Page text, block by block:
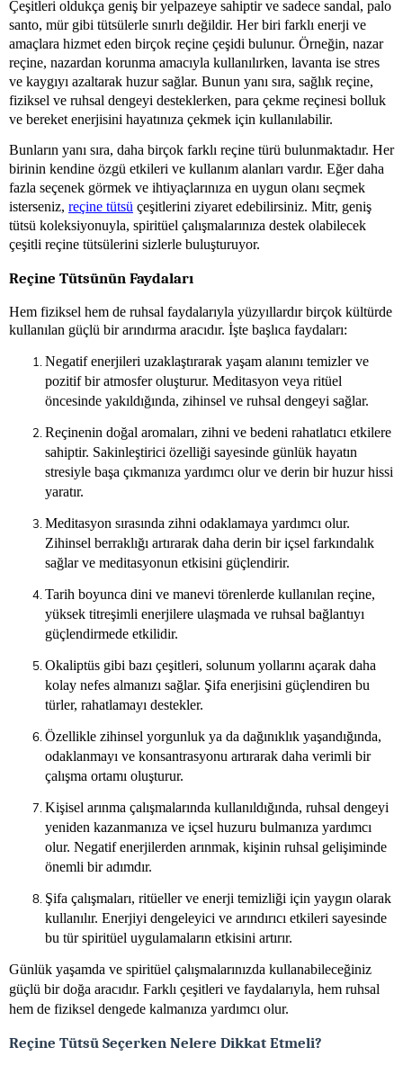
Çeşitleri oldukça geniş bir yelpazeye sahiptir ve sadece sandal, palo
santo, mür gibi tütsülerle sınırlı değildir. Her biri farklı enerji ve
amaçlara hizmet eden birçok reçine çeşidi bulunur. Örneğin, nazar
reçine, nazardan korunma amacıyla kullanılırken, lavanta ise stres
ve kaygıyı azaltarak huzur sağlar. Bunun yanı sıra, sağlık reçine,
fiziksel ve ruhsal dengeyi desteklerken, para çekme reçinesi bolluk
ve bereket enerjisini hayatınıza çekmek için kullanılabilir.
Bunların yanı sıra, daha birçok farklı reçine türü bulunmaktadır. Her
birinin kendine özgü etkileri ve kullanım alanları vardır. Eğer daha
fazla seçenek görmek ve ihtiyaçlarınıza en uygun olanı seçmek
isterseniz, reçine tütsü çeşitlerini ziyaret edebilirsiniz. Mitr, geniş
tütsü koleksiyonuyla, spiritüel çalışmalarınıza destek olabilecek
çeşitli reçine tütsülerini sizlerle buluşturuyor.
Reçine Tütsünün Faydaları
Hem fiziksel hem de ruhsal faydalarıyla yüzyıllardır birçok kültürde
kullanılan güçlü bir arındırma aracıdır. İşte başlıca faydaları:
Negatif enerjileri uzaklaştırarak yaşam alanını temizler ve
pozitif bir atmosfer oluşturur. Meditasyon veya ritüel
öncesinde yakıldığında, zihinsel ve ruhsal dengeyi sağlar.
Reçinenin doğal aromaları, zihni ve bedeni rahatlatıcı etkilere
sahiptir. Sakinleştirici özelliği sayesinde günlük hayatın
stresiyle başa çıkmanıza yardımcı olur ve derin bir huzur hissi
yaratır.
Meditasyon sırasında zihni odaklamaya yardımcı olur.
Zihinsel berraklığı artırarak daha derin bir içsel farkındalık
sağlar ve meditasyonun etkisini güçlendirir.
Tarih boyunca dini ve manevi törenlerde kullanılan reçine,
yüksek titreşimli enerjilere ulaşmada ve ruhsal bağlantıyı
güçlendirmede etkilidir.
Okaliptüs gibi bazı çeşitleri, solunum yollarını açarak daha
kolay nefes almanızı sağlar. Şifa enerjisini güçlendiren bu
türler, rahatlamayı destekler.
Özellikle zihinsel yorgunluk ya da dağınıklık yaşandığında,
odaklanmayı ve konsantrasyonu artırarak daha verimli bir
çalışma ortamı oluşturur.
Kişisel arınma çalışmalarında kullanıldığında, ruhsal dengeyi
yeniden kazanmanıza ve içsel huzuru bulmanıza yardımcı
olur. Negatif enerjilerden arınmak, kişinin ruhsal gelişiminde
önemli bir adımdır.
Şifa çalışmaları, ritüeller ve enerji temizliği için yaygın olarak
kullanılır. Enerjiyi dengeleyici ve arındırıcı etkileri sayesinde
bu tür spiritüel uygulamaların etkisini artırır.
Günlük yaşamda ve spiritüel çalışmalarınızda kullanabileceğiniz
güçlü bir doğa aracıdır. Farklı çeşitleri ve faydalarıyla, hem ruhsal
hem de fiziksel dengede kalmanıza yardımcı olur.
Reçine Tütsü Seçerken Nelere Dikkat Etmeli?